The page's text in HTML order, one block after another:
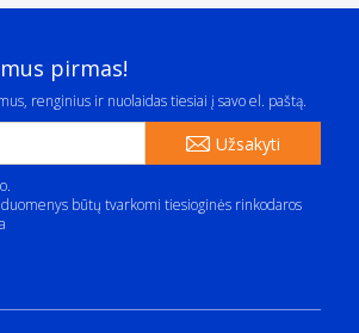
pirmas!
renginius ir nuolaidas tiesiai į savo el. paštą.
Užsakyti
būtų tvarkomi tiesioginės rinkodaros